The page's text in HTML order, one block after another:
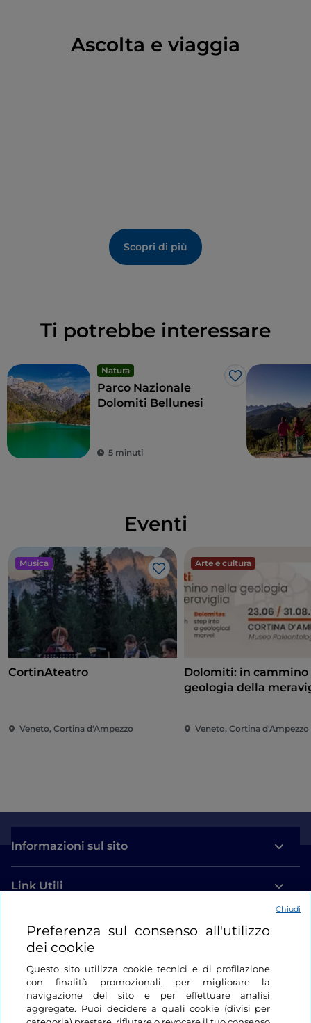
Ascolta e viaggia
Scopri di più
Ti potrebbe interessare
Natura
Like
Parco Nazionale
Dolomiti Bellunesi
5 minuti
Eventi
Musica
Like
CortinAteatro
Veneto, Cortina d'Ampezzo
Arte e cultura
Dolomiti: in cammino
geologia della
Veneto, Cortina d'Ampezzo
Informazioni sul sito
Link Utili
Login
Restiamo in contatto
Preferenza sul consenso all'utilizzo
dei cookie
Questo sito utilizza cookie tecnici e di profilazione
con finalità promozionali, per migliorare la
navigazione del sito e per effettuare analisi
aggregate. Puoi decidere a quali cookie (divisi per
Chiudi